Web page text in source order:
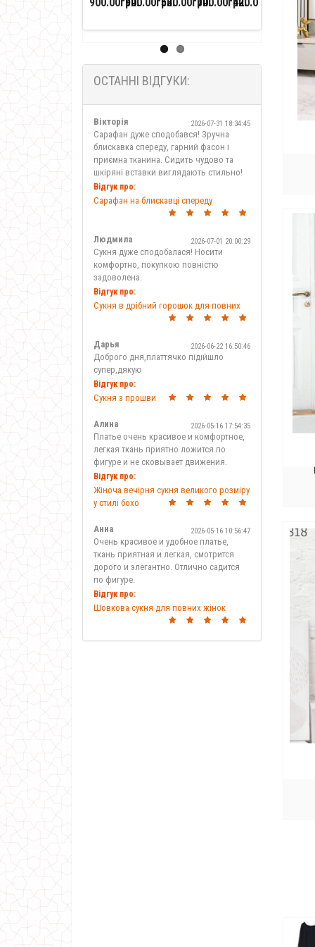
рубашечная ткань
сетка
стрейч
твид
тиар
травка
трехнитка
фланель
флис
французский трикотаж
французское кружево
фукра
хлопок
черный
шелк
шерсть
штапель
вирізом
великого
бретелькахлітня
тканини
ОСТАННІ ВІДГУКИ:
Вікторія 2026-07-31 18:34:45
Сарафан дуже сподобався! Зручна
блискавка спереду, гарний фасон і
приємна тканина. Сидить чудово та
шкіряні вставки виглядають стильно!
Відгук про:
Сарафан на блискавці спереду
Людмила 2026-07-01 20:00:29
Сукня дуже сподобалася! Носити
комфортно, покупкою повністю
задоволена.
Відгук про:
Сукня в дрібний горошок для повних
Дарья 2026-06-22 16:50:46
Доброго дня,платтячко підійшло
супер,дякую
Відгук про:
Сукня з прошви
Алина 2026-05-16 17:54:35
Платье очень красивое и комфортное,
легкая ткань приятно ложится по
фигуре и не сковывает движения.
Відгук про:
Жіноча вечірня сукня великого розміру
у стилі бохо
Анна 2026-05-16 10:56:47
Очень красивое и удобное платье,
ткань приятная и легкая, смотрится
дорого и элегантно. Отлично садится
по фигуре.
Відгук про:
Шовкова сукня для повних жінок